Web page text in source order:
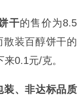
干的售价为8.5
装百醇饼干的
0.1元/克。
装、非达标品质